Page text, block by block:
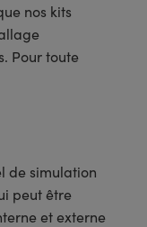
nos kits
Pour toute
de simulation
peut être
et externe